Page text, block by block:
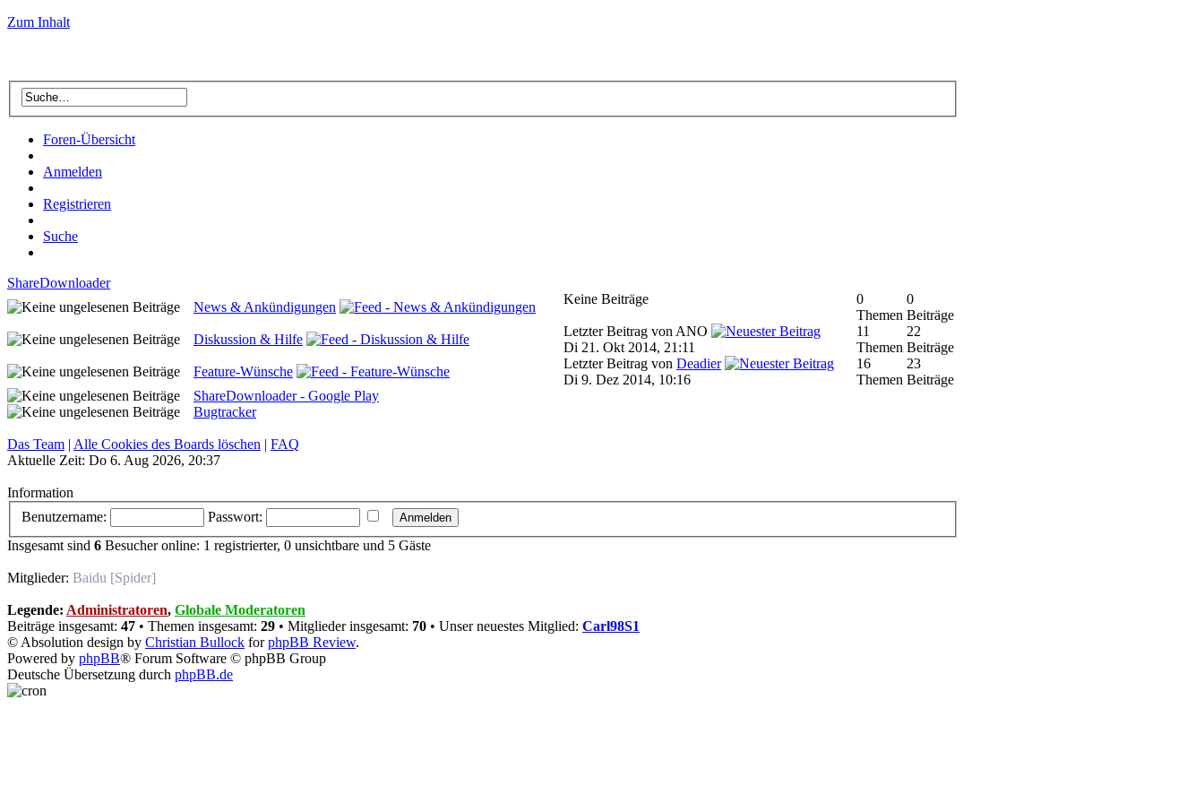
Zum Inhalt
Foren-Übersicht
Anmelden
Registrieren
Suche
ShareDownloader
News & Ankündigungen
Keine Beiträge
0
Themen
0
Beiträge
Diskussion & Hilfe
Letzter Beitrag von ANO
Di 21. Okt 2014, 21:11
11
Themen
22
Beiträge
Feature-Wünsche
Letzter Beitrag von Deadier
Di 9. Dez 2014, 10:16
16
Themen
23
Beiträge
ShareDownloader - Google Play
Bugtracker
Das Team | Alle Cookies des Boards löschen | FAQ
Aktuelle Zeit: Do 6. Aug 2026, 20:37
Information
Benutzername:
Passwort:
Insgesamt sind 6 Besucher online: 1 registrierter, 0 unsichtbare und 5 Gäste
Mitglieder: Baidu [Spider]
Legende: Administratoren, Globale Moderatoren
Beiträge insgesamt: 47 • Themen insgesamt: 29 • Mitglieder insgesamt: 70 • Unser neuestes Mitglied: Carl98S1
© Absolution design by Christian Bullock forphpBB Review.
Powered by phpBB® Forum Software © phpBB Group
Deutsche Übersetzung durch phpBB.de